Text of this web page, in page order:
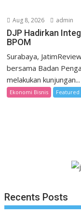
Aug 8, 2026 admin
DJP Hadirkan
BPOM
Surabaya,
bersama Badan
melakukan kunjungan...
Ekonomi Bisnis Featured
Recents Posts